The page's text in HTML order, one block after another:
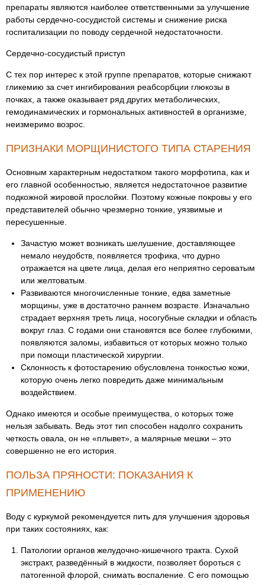
препараты являются наиболее ответственными за улучшение
работы сердечно-сосудистой системы и снижение риска
госпитализации по поводу сердечной недостаточности.
Сердечно-сосудистый приступ
С тех пор интерес к этой группе препаратов, которые снижают
гликемию за счет ингибирования реабсорбции глюкозы в
почках, а также оказывает ряд других метаболических,
гемодинамических и гормональных активностей в организме,
неизмеримо возрос.
ПРИЗНАКИ МОРЩИНИСТОГО ТИПА СТАРЕНИЯ
Основным характерным недостатком такого морфотипа, как и
его главной особенностью, является недостаточное развитие
подкожной жировой прослойки. Поэтому кожные покровы у его
представителей обычно чрезмерно тонкие, уязвимые и
пересушенные.
Зачастую может возникать шелушение, доставляющее
немало неудобств, появляется трофика, что дурно
отражается на цвете лица, делая его неприятно сероватым
или желтоватым.
Развиваются многочисленные тонкие, едва заметные
морщины, уже в достаточно раннем возрасте. Изначально
страдает верхняя треть лица, носогубные складки и область
вокруг глаз. С годами они становятся все более глубокими,
появляются заломы, избавиться от которых можно только
при помощи пластической хирургии.
Склонность к фотостарению обусловлена тонкостью кожи,
которую очень легко повредить даже минимальным
воздействием.
Однако имеются и особые преимущества, о которых тоже
нельзя забывать. Ведь этот тип способен надолго сохранить
четкость овала, он не «плывет», а малярные мешки – это
совершенно не его история.
ПОЛЬЗА ПРЯНОСТИ: ПОКАЗАНИЯ К
ПРИМЕНЕНИЮ
Воду с куркумой рекомендуется пить для улучшения здоровья
при таких состояниях, как:
Патологии органов желудочно-кишечного тракта. Сухой
экстракт, разведённый в жидкости, позволяет бороться с
патогенной флорой, снимать воспаление. С его помощью